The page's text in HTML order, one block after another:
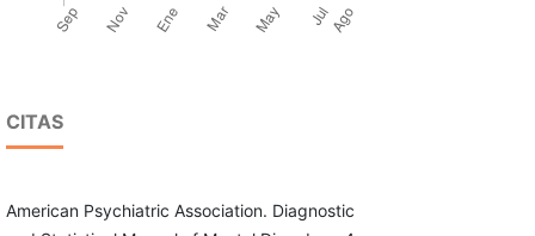
CITAS
American Psychiatric Association. Diagnostic